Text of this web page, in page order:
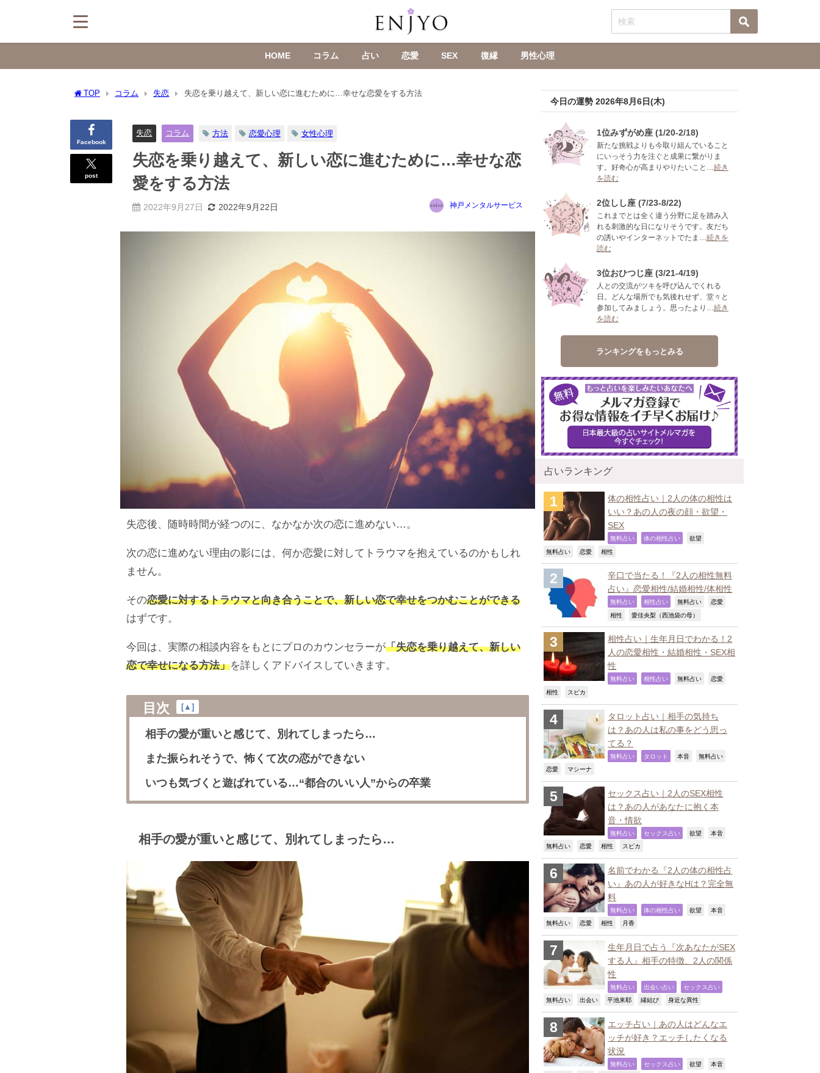
HOME コラム 占い 恋愛 SEX 復縁 男性心理
TOP コラム 失恋 失恋を乗り越えて、新しい恋に進むために…幸せな恋愛をする方法
Facebook
post
失恋 コラム 方法 恋愛心理 女性心理
失恋を乗り越えて、新しい恋に進むために…幸せな恋
愛をする方法
2022年9月27日 2022年9月22日 神戸メンタルサービス
失恋後、随時時間が経つのに、なかなか次の恋に進めない…。
次の恋に進めない理由の影には、何か恋愛に対してトラウマを抱えているのかもしれ
ません。
その恋愛に対するトラウマと向き合うことで、新しい恋で幸せをつかむことができる
はずです。
今回は、実際の相談内容をもとにプロのカウンセラーが「失恋を乗り越えて、新しい
恋で幸せになる方法」を詳しくアドバイスしていきます。
目次 [▲]
相手の愛が重いと感じて、別れてしまったら…
また振られそうで、怖くて次の恋ができない
いつも気づくと遊ばれている…“都合のいい人”からの卒業
相手の愛が重いと感じて、別れてしまったら…
今日の運勢 2026年8月6日(木)
1位みずがめ座 (1/20-2/18)
新たな挑戦よりも今取り組んでいること
にいっそう力を注ぐと成果に繋がりま
す。好奇心が高まりやりたいこと… 続き
を読む
2位しし座 (7/23-8/22)
これまでとは全く違う分野に足を踏み入
れる刺激的な日になりそうです。友だち
の誘いやインターネットでたま… 続きを
読む
3位おひつじ座 (3/21-4/19)
人との交流がツキを呼び込んでくれる
日。どんな場所でも気後れせず、堂々と
参加してみましょう。思ったより… 続き
を読む
ランキングをもっとみる
占いランキング
体の相性占い｜2人の体の相性は
いい？あの人の夜の顔・欲望・
SEX
無料占い 体の相性占い 欲望
無料占い 恋愛 相性
辛口で当たる！『2人の相性無料
占い』恋愛相性/結婚相性/体相性
無料占い 相性占い 無料占い 恋愛
相性 愛佳央梨（西池袋の母）
相性占い｜生年月日でわかる！2
人の恋愛相性・結婚相性・SEX相
性
無料占い 相性占い 無料占い 恋愛
相性 スピカ
タロット占い｜相手の気持ち
は？あの人は私の事をどう思っ
てる？
無料占い タロット 本音 無料占い
恋愛 マシーナ
セックス占い｜2人のSEX相性
は？あの人があなたに抱く本
音・情欲
無料占い セックス占い 欲望 本音
無料占い 恋愛 相性 スピカ
名前でわかる『2人の体の相性占
い』あの人が好きなHは？完全無
料
無料占い 体の相性占い 欲望 本音
無料占い 恋愛 相性 月香
生年月日で占う『次あなたがSEX
する人』相手の特徴、2人の関係
性
無料占い 出会い占い セックス占い
無料占い 出会い 平池来耶 縁結び 身近な異性
エッチ占い｜あの人はどんなエ
ッチが好き？エッチしたくなる
状況
無料占い セックス占い 欲望 本音